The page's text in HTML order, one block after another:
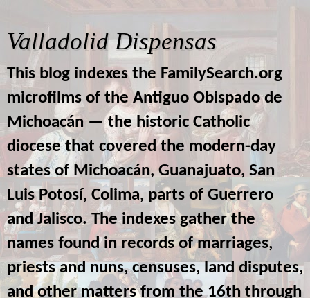
Valladolid Dispensas
This blog indexes the FamilySearch.org
microfilms of the Antiguo Obispado de
Michoacán — the historic Catholic
diocese that covered the modern-day
states of Michoacán, Guanajuato, San
Luis Potosí, Colima, parts of Guerrero
and Jalisco. The indexes gather the
names found in records of marriages,
priests and nuns, censuses, land disputes,
and other matters from the 16th through